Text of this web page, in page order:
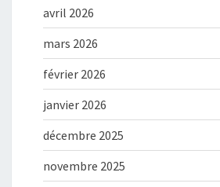
avril 2026
mars 2026
février 2026
janvier 2026
décembre 2025
novembre 2025